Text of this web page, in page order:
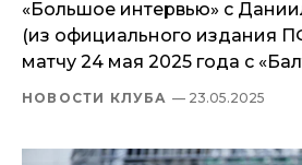
«Большое интервью» с
(из официального издания
матчу 24 мая 2025 года с
НОВОСТИ КЛУБА — 23.05.2025